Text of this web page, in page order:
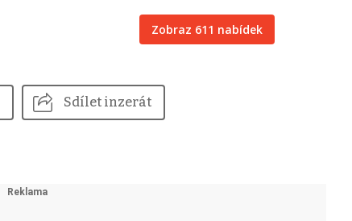
Zobraz 611 nabídek
Sdílet inzerát